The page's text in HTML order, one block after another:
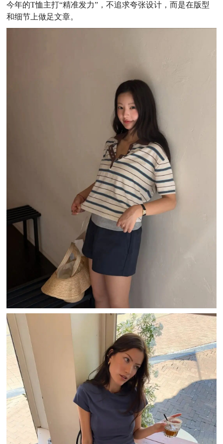
今年的T恤主打“精准发力”，不追求夸张设计，而是在版型
和细节上做足文章。